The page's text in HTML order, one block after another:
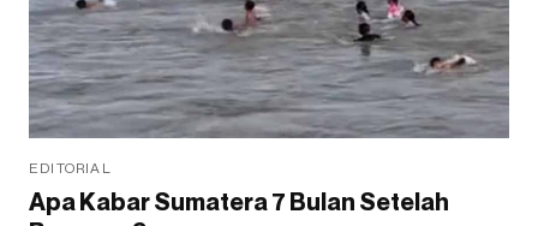
EDITORIAL
Apa Kabar Sumatera 7 Bulan Setelah